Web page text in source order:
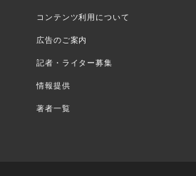
コンテンツ利用について
広告のご案内
記者・ライター募集
情報提供
著者一覧